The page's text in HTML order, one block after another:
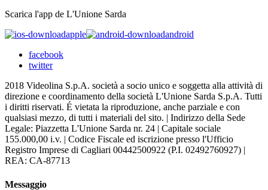
Scarica l'app de L'Unione Sarda
apple
android
facebook
twitter
2018 Videolina S.p.A. società a socio unico e soggetta alla attività di
direzione e coordinamento della società L'Unione Sarda S.p.A. Tutti
i diritti riservati. É vietata la riproduzione, anche parziale e con
qualsiasi mezzo, di tutti i materiali del sito. | Indirizzo della Sede
Legale: Piazzetta L'Unione Sarda nr. 24 | Capitale sociale
155.000,00 i.v. | Codice Fiscale ed iscrizione presso l'Ufficio
Registro Imprese di Cagliari 00442500922 (P.I. 02492760927) |
REA: CA-87713
Messaggio